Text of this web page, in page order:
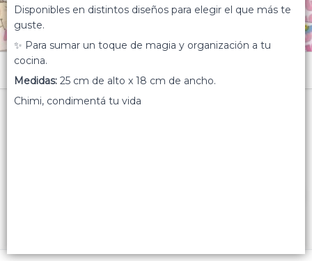
Disponibles en distintos diseños para elegir el que más te
guste.
✨ Para sumar un toque de magia y organización a tu
cocina.
Medidas: 25 cm de alto x 18 cm de ancho.
Chimi, condimentá tu vida
Para 40 recetas